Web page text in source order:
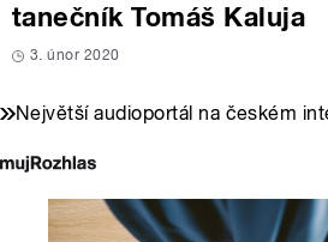
tanečník Tomáš Kaluja
3. únor 2020
Největší audioportál na českém